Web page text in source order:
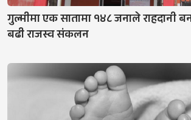
गुल्मीमा एक सातामा १४८ जनाले राहदानी
बढी राजस्व संकलन